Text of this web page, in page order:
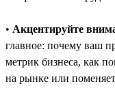
• Акцентируйте
главное: почему ваш
метрик бизнеса, как
на рынке или